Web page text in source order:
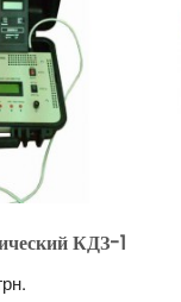
КДЗ-1